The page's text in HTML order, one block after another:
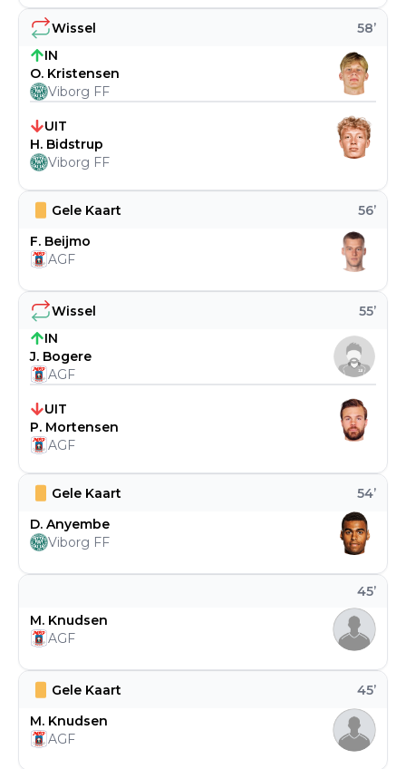
Gele Kaart 45’
M. Knudsen
AGF
45’
M. Knudsen
AGF
Gele Kaart 54’
D. Anyembe
Viborg FF
Wissel 55’
IN
J. Bogere
AGF
UIT
P. Mortensen
AGF
Gele Kaart 56’
F. Beijmo
AGF
Wissel 58’
IN
O. Kristensen
Viborg FF
UIT
H. Bidstrup
Viborg FF